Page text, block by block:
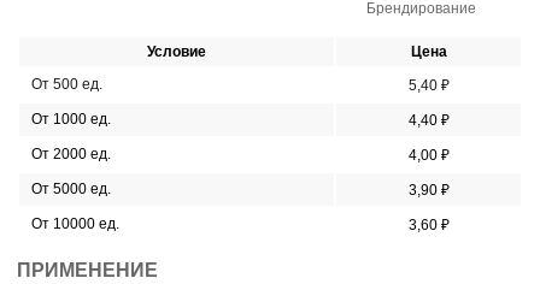
Брендирование
Условие
Цена
От 500 ед.
5,40 ₽
От 1000 ед.
4,40 ₽
От 2000 ед.
4,00 ₽
От 5000 ед.
3,90 ₽
От 10000 ед.
3,60 ₽
ПРИМЕНЕНИЕ